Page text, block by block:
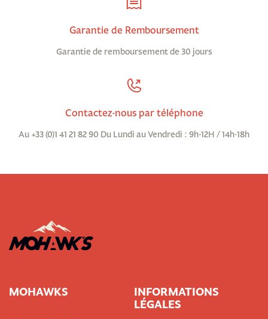
Garantie de Remboursement
Garantie de remboursement de 30 jours
Contactez-nous par téléphone
Au +33 (0)1 41 21 82 90 Du Lundi au Vendredi : 9h-12H / 14h-18h
MOHAWKS
INFORMATIONS
LÉGALES